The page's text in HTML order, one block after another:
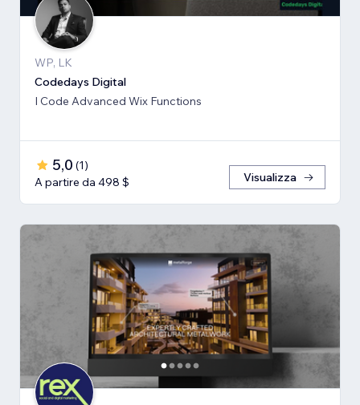
WP, LK
Codedays Digital
I Code Advanced Wix Functions
5,0 (1)
A partire da 498 $
Visualizza